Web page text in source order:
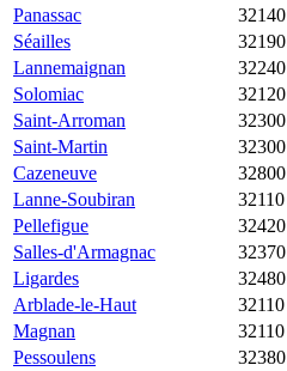
Panassac
32140
Séailles
32190
Lannemaignan
32240
Solomiac
32120
Saint-Arroman
32300
Saint-Martin
32300
Cazeneuve
32800
Lanne-Soubiran
32110
Pellefigue
32420
Salles-d'Armagnac
32370
Ligardes
32480
Arblade-le-Haut
32110
Magnan
32110
Pessoulens
32380